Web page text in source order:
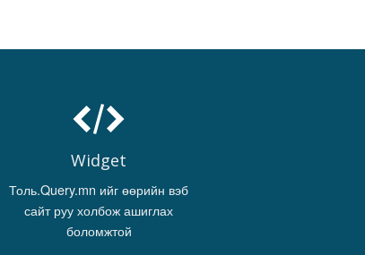
Widget
Толь.Query.mn ийг өөрийн вэб
сайт руу холбож ашиглах
боломжтой